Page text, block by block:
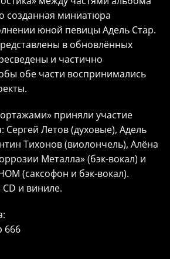
созданная миниатюра
юной певицы Адель Стар.
в обновлённых
и частично
обе части воспринимались
приняли участие
Сергей Летов (духовые), Адель
Тихонов (виолончель), Алёна
Металла» (бэк-вокал) и
(саксофон и бэк-вокал).
и виниле.
666